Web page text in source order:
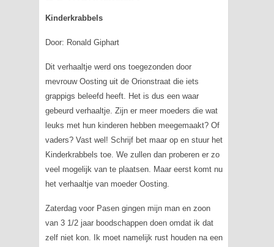
Kinderkrabbels
Door: Ronald Giphart
Dit verhaaltje werd ons toegezonden door
mevrouw Oosting uit de Orionstraat die iets
grappigs beleefd heeft. Het is dus een waar
gebeurd verhaaltje. Zijn er meer moeders die wat
leuks met hun kinderen hebben meegemaakt? Of
vaders? Vast wel! Schrijf bet maar op en stuur het
Kinderkrabbels toe. We zullen dan proberen er zo
veel mogelijk van te plaatsen. Maar eerst komt nu
het verhaaltje van moeder Oosting.
Zaterdag voor Pasen gingen mijn man en zoon
van 3 1/2 jaar boodschappen doen omdat ik dat
zelf niet kon. Ik moet namelijk rust houden na een